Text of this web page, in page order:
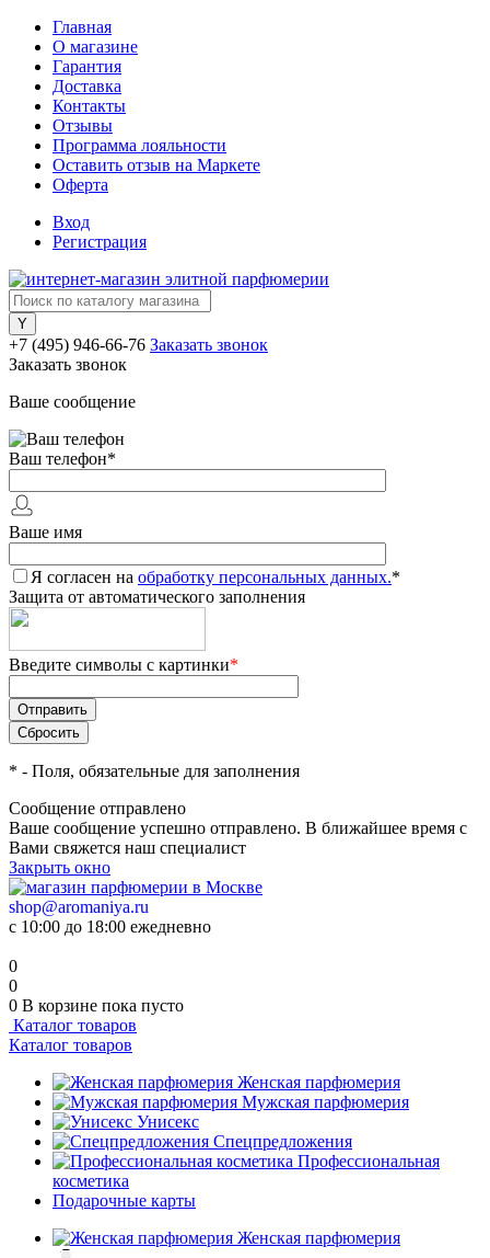
Главная
О магазине
Гарантия
Доставка
Контакты
Отзывы
Программа лояльности
Оставить отзыв на Маркете
Оферта
Вход
Регистрация
+7 (495) 946-66-76 Заказать звонок
Заказать звонок
Ваше сообщение
Ваш телефон*
Ваше имя
Я согласен на обработку персональных данных.*
Защита от автоматического заполнения
Введите символы с картинки*
* - Поля, обязательные для заполнения
Сообщение отправлено
Ваше сообщение успешно отправлено. В ближайшее время с
Вами свяжется наш специалист
Закрыть окно
shop@aromaniya.ru
с 10:00 до 18:00 ежедневно
0
0
0 В корзине пока пусто
Каталог товаров
Каталог товаров
Женская парфюмерия
Мужская парфюмерия
Унисекс
Спецпредложения
Профессиональная
косметика
Подарочные карты
Женская парфюмерия